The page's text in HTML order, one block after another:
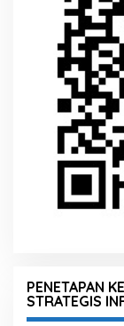
PENETAPAN
STRATEGIS